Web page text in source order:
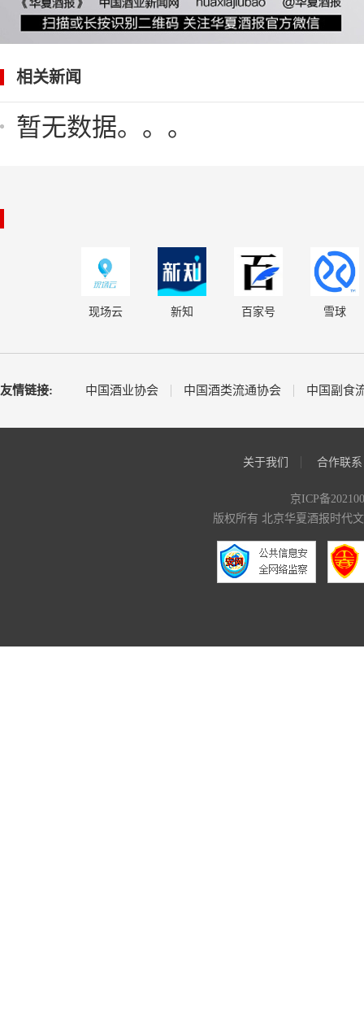
相关新闻
暂无数据。。。
现场云 新知 百家号 雪球
友情链接: 中国酒业协会 中国酒类流通协会 中国副食
关于我们 合作联系
京ICP备
版权所有 北京华夏酒报时代文